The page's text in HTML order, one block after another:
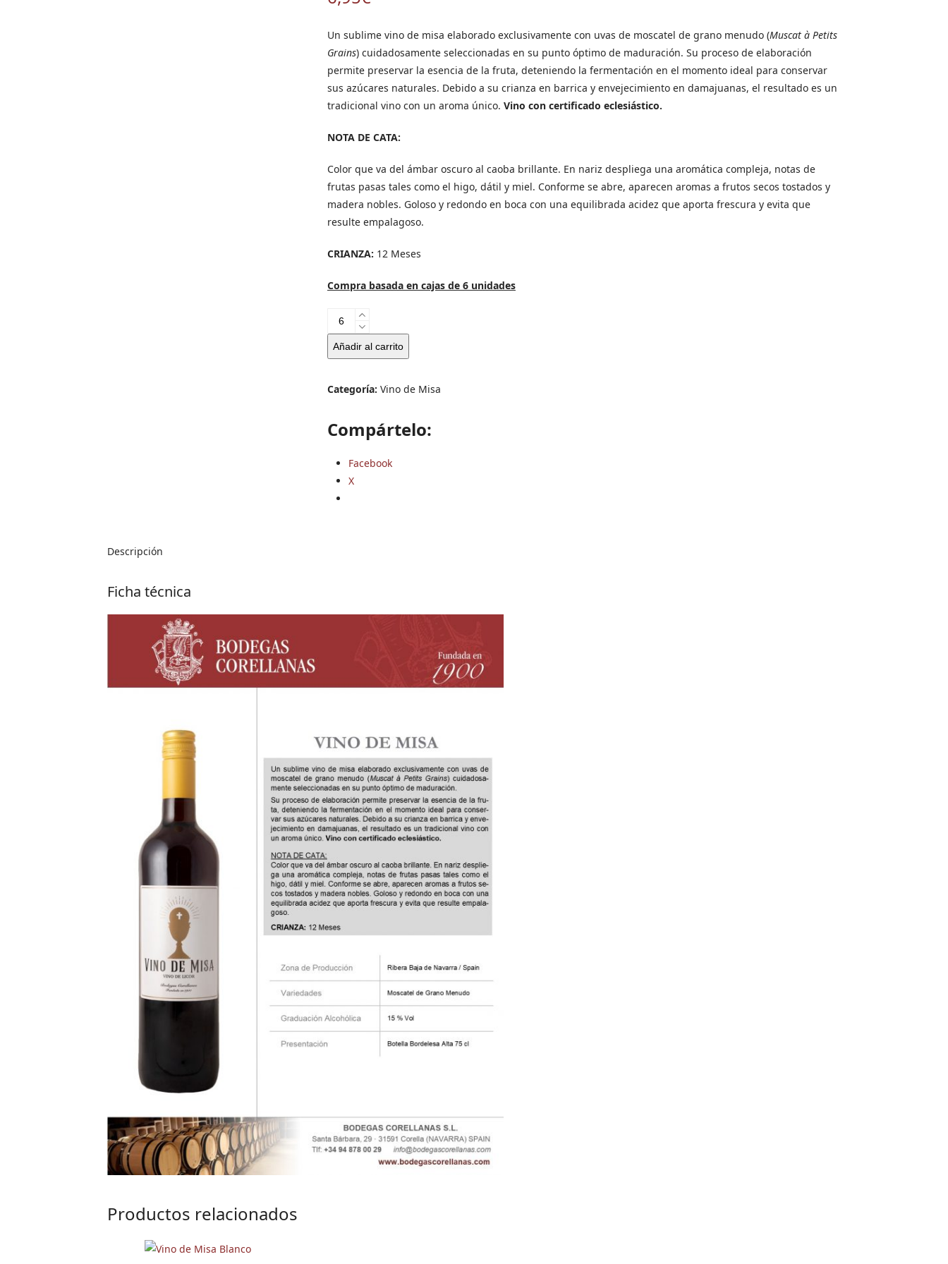
Un sublime vino de misa elaborado exclusivamente con uvas de moscatel de grano menudo (Muscat à Petits
Grains) cuidadosamente seleccionadas en su punto óptimo de maduración. Su proceso de elaboración
permite preservar la esencia de la fruta, deteniendo la fermentación en el momento ideal para conservar
sus azúcares naturales. Debido a su crianza en barrica y envejecimiento en damajuanas, el resultado es un
tradicional vino con un aroma único. Vino con certificado eclesiástico.
NOTA DE CATA:
Color que va del ámbar oscuro al caoba brillante. En nariz despliega una aromática compleja, notas de
frutas pasas tales como el higo, dátil y miel. Conforme se abre, aparecen aromas a frutos secos tostados y
madera nobles. Goloso y redondo en boca con una equilibrada acidez que aporta frescura y evita que
resulte empalagoso.
CRIANZA: 12 Meses
Compra basada en cajas de 6 unidades
Vino
de
Misa
Añadir al carrito
Categoría: Vino de Misa
Compártelo:
Facebook
X
Descripción
Ficha técnica
Productos relacionados